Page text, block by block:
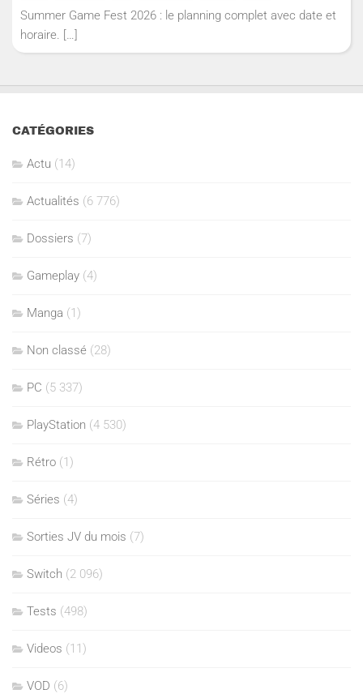
Summer Game Fest 2026 : le planning complet avec date et
horaire. […]
CATÉGORIES
Actu (14)
Actualités (6 776)
Dossiers (7)
Gameplay (4)
Manga (1)
Non classé (28)
PC (5 337)
PlayStation (4 530)
Rétro (1)
Séries (4)
Sorties JV du mois (7)
Switch (2 096)
Tests (498)
Videos (11)
VOD (6)